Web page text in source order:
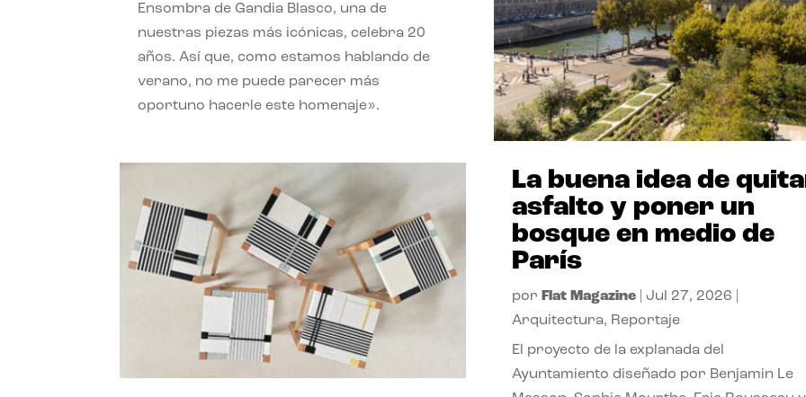
Ensombra de Gandia Blasco, una de
nuestras piezas más icónicas, celebra 20
años. Así que, como estamos hablando de
verano, no me puede parecer más
oportuno hacerle este homenaje».
La buena idea de
asfalto y poner un
bosque en medio de
París
por Flat Magazine| Jul 27, 2026
Arquitectura, Reportaje
El proyecto de la explanada del
Ayuntamiento diseñado por Benjamin Le